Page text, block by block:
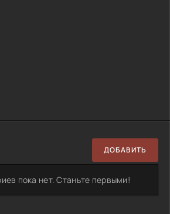
ДОБАВИТЬ
пока нет. Станьте первыми!